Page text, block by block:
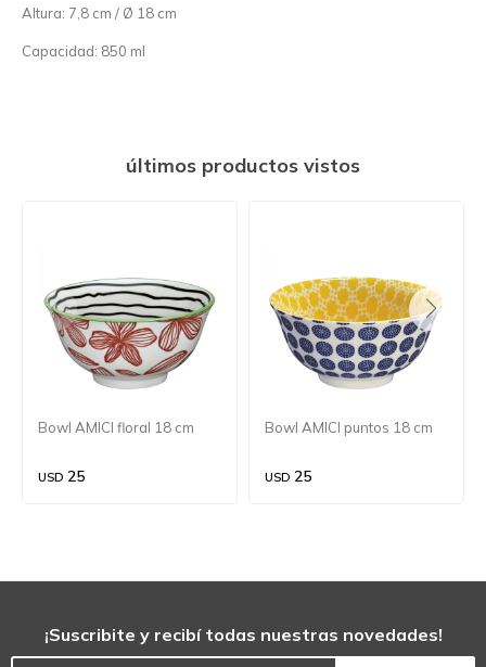
Altura: 7,8 cm / Ø 18 cm
Capacidad: 850 ml
últimos productos vistos
Bowl AMICI floral 18 cm
USD 25
Bowl AMICI puntos 18 cm
USD 25
¡Suscribite y recibí todas nuestras novedades!